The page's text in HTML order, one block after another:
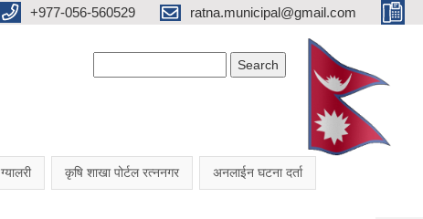
+977-056-560529 ratna.municipal@gmail.com
ग्यालरी कृषि शाखा पोर्टल रत्ननगर अनलाईन घटना दर्ता